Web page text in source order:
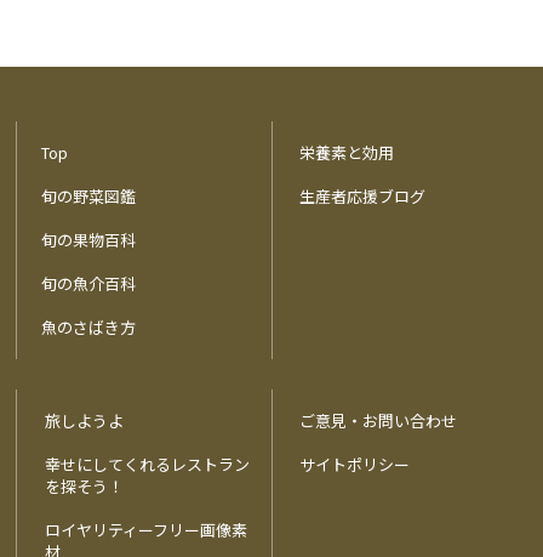
Top
旬の野菜図鑑
旬の果物百科
旬の魚介百科
魚のさばき方
栄養素と効用
生産者応援ブログ
旅しようよ
幸せにしてくれるレストラン
を探そう！
ロイヤリティーフリー画像素
材
ご意見・お問い合わせ
サイトポリシー